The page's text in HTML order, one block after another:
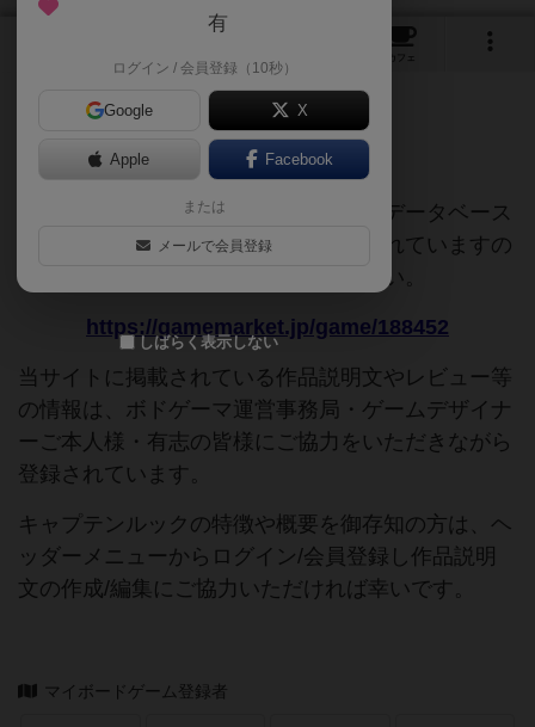
カフェ
ご協力ください
このページは情報が不足しています。データベース
追加申請時に以下の参考URLが入力されていますの
で、よろしければこちらもご覧ください。
https://gamemarket.jp/game/188452
当サイトに掲載されている作品説明文やレビュー等
の情報は、ボドゲーマ運営事務局・ゲームデザイナ
ーご本人様・有志の皆様にご協力をいただきながら
登録されています。
キャプテンルックの特徴や概要を御存知の方は、ヘ
ッダーメニューからログイン/会員登録し作品説明
文の作成/編集にご協力いただければ幸いです。
マイボードゲーム登録者
有
ログイン / 会員登録（10秒）
Google X
Apple Facebook
または
メールで会員登録
しばらく表示しない